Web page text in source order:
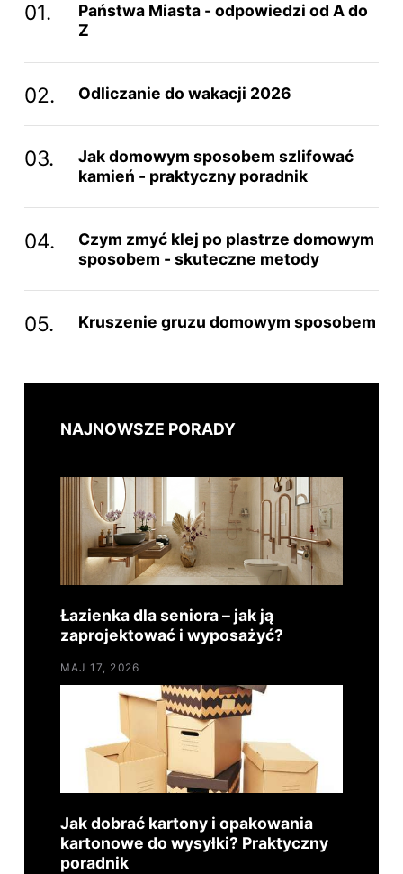
Państwa Miasta - odpowiedzi od A do
Z
Odliczanie do wakacji 2026
Jak domowym sposobem szlifować
kamień - praktyczny poradnik
Czym zmyć klej po plastrze domowym
sposobem - skuteczne metody
Kruszenie gruzu domowym sposobem
NAJNOWSZE PORADY
Łazienka dla seniora – jak ją
zaprojektować i wyposażyć?
MAJ 17, 2026
Jak dobrać kartony i opakowania
kartonowe do wysyłki? Praktyczny
poradnik